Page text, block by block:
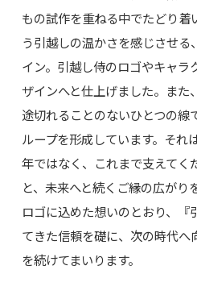
もの試作を重ねる中でたどり
う引越しの温かさを感じさせる
イン。引越し侍のロゴやキャラ
ザインへと仕上げました。また
途切れることのないひとつの
ループを形成しています。それ
年ではなく、これまで支えてく
と、未来へと続くご縁の広がり
ロゴに込めた想いのとおり、『
てきた信頼を礎に、次の時代
を続けてまいります。